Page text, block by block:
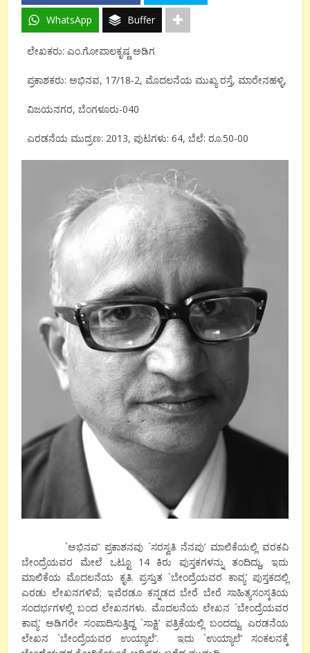
WhatsApp Buffer
ಲೇಖಕರು: ಎಂ.ಗೋಪಾಲಕೃಷ್ಣ ಅಡಿಗ
ಪ್ರಕಾಶಕರು: ಅಭಿನವ, 17/18-2, ಮೊದಲನೆಯ ಮುಖ್ಯ ರಸ್ತೆ, ಮಾರೇನಹಳ್ಳಿ,
ವಿಜಯನಗರ, ಬೆಂಗಳೂರು-040
ಎರಡನೆಯ ಮುದ್ರಣ: 2013, ಪುಟಗಳು: 64, ಬೆಲೆ: ರೂ.50-00
`ಅಭಿನವ’ ಪ್ರಕಾಶನವು `ಸರಸ್ವತಿ ನೆನಪು’ ಮಾಲಿಕೆಯಲ್ಲಿ ವರಕವಿ
ಬೇಂದ್ರೆಯವರ ಮೇಲೆ ಒಟ್ಟೂ 14 ಕಿರು ಪುಸ್ತಕಗಳನ್ನು ತಂದಿದ್ದು, ಇದು
ಮಾಲಿಕೆಯ ಮೊದಲನೆಯ ಕೃತಿ. ಪ್ರಸ್ತುತ `ಬೇಂದ್ರೆಯವರ ಕಾವ್ಯ’ ಪುಸ್ತಕದಲ್ಲಿ
ಎರಡು ಲೇಖನಗಳಿವೆ; ಇವೆರಡೂ ಕನ್ನಡದ ಬೇರೆ ಬೇರೆ ಸಾಹಿತ್ಯಸಂಸ್ಕತಿಯ
ಸಂದರ್ಭಗಳಲ್ಲಿ ಬಂದ ಲೇಖನಗಳು. ಮೊದಲನೆಯ ಲೇಖನ `ಬೇಂದ್ರೆಯವರ
ಕಾವ್ಯ’ ಅಡಿಗರೇ ಸಂಪಾದಿಸುತ್ತಿದ್ದ `ಸಾಕ್ಷಿ’ ಪತ್ರಿಕೆಯಲ್ಲಿ ಬಂದದ್ದು. ಎರಡನೆಯ
ಲೇಖನ `ಬೇಂದ್ರೆಯವರ ಉಯ್ಯಾಲೆ’. ಇದು `ಉಯ್ಯಾಲೆ’ ಸಂಕಲನಕ್ಕೆ